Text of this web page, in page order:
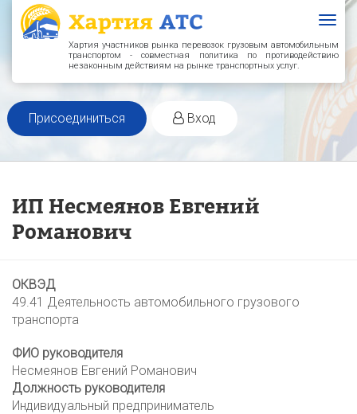
Хартия участников рынка перевозок грузовым автомобильным
транспортом - совместная политика по противодействию
незаконным действиям на рынке транспортных услуг.
Присоединиться Вход
ИП Несмеянов Евгений
Романович
ОКВЭД
49.41 Деятельность автомобильного грузового
транспорта
ФИО руководителя
Несмеянов Евгений Романович
Должность руководителя
Индивидуальный предприниматель